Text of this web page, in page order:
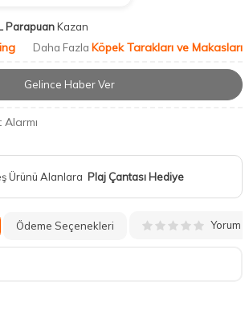
ParapuanKazan
Daha Fazla Köpek Tarakları ve Makasları
Gelince Haber Ver
Alarmı
Ürünü Alanlara Plaj Çantası Hediye
Ödeme Seçenekleri Yorum